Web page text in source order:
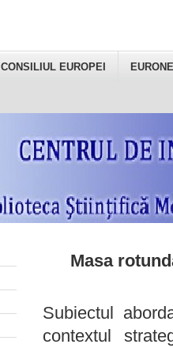
CONSILIUL EUROPEI
Masa
Subiectul
contextul